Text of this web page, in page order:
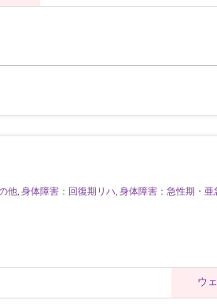
他 身体障害：回復期リハ 身体障害：急性期・亜
ウ